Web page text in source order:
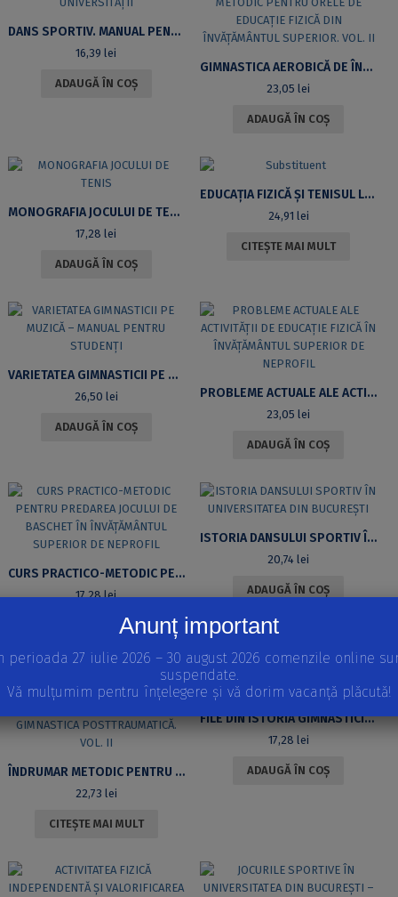
DANS SPORTIV. MANUAL PENTRU STUDENȚII UNIVERSITĂȚII
16,39lei
ADAUGĂ ÎN COȘ
GIMNASTICA AEROBICĂ DE ÎNTREȚINERE. ÎNDRUMAR METODIC PENTRU ORELE DE EDUCAȚIE FIZICĂ DIN ÎNVĂȚĂMÂNTUL SUPERIOR. VOL. II
23,05lei
ADAUGĂ ÎN COȘ
MONOGRAFIA JOCULUI DE TENIS
17,28lei
ADAUGĂ ÎN COȘ
EDUCAȚIA FIZICĂ ȘI TENISUL LA STUDENȚI
24,91 lei
CITEȘTE MAI MULT
VARIETATEA GIMNASTICII PE MUZICĂ – MANUAL PENTRU STUDENȚI
26,50 lei
ADAUGĂ ÎN COȘ
PROBLEME ACTUALE ALE ACTIVITĂȚII DE EDUCAȚIE FIZICĂ ÎN ÎNVĂȚĂMÂNTUL SUPERIOR DE NEPROFIL
23,05lei
ADAUGĂ ÎN COȘ
CURS PRACTICO-METODIC PENTRU PREDAREA JOCULUI DE BASCHET ÎN ÎNVĂȚĂMÂNTUL SUPERIOR DE NEPROFIL
17,28lei
ADAUGĂ ÎN COȘ
ISTORIA DANSULUI SPORTIV ÎN UNIVERSITATEA DIN BUCUREȘTI
20,74lei
ADAUGĂ ÎN COȘ
ÎNDRUMAR METODIC PENTRU KINETOTERAPIE CU MIJLOACE ASOCIATE DIN EDUCAȚIA FIZICĂ. GIMNASTICA POSTTRAUMATICĂ. VOL. II
22,73 lei
CITEȘTE MAI MULT
FILE DIN ISTORIA GIMNASTICII ROMÂNEȘTI (MONOGRAFIE)
17,28 lei
ADAUGĂ ÎN COȘ
Anunț important
perioada 27 iulie 2026 – 30 august 2026 comenzile online
suspendate.
Vă mulțumim pentru înțelegere și vă dorim vacanță plăcută!